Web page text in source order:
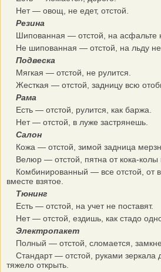
Нет — овощ, не едет, отстой.
Резина
Шипованная — отстой, на асфальте
Не шипованная — отстой, на льду не
Подвеска
Мягкая — отстой, не рулится.
Жесткая — отстой, задницу всю
Рама
Есть — отстой, рулится, как баржа.
Нет — отстой, в луже застрянешь.
Салон
Кожа — отстой, зимой задница
Велюр — отстой, пятна от кока-колы
Комбинированный — все отстой, от
вместе взятое.
Тюнинг
Есть — отстой, на учет не поставят.
Нет — отстой, ездишь, как стадо
Электропакет
Полный — отстой, сломается,
Стандарт — отстой, руками зеркала
тяжело открыть.